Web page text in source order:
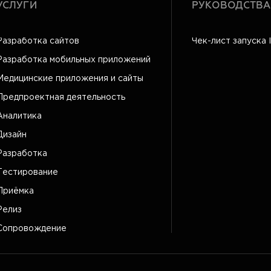
сайтов
мобильных приложений
приложения и сайты
деятельность
РУКОВОДСТВА
Чек-лист запуска